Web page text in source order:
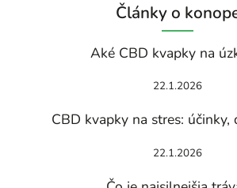
Články o
Aké CBD kvapky na
22.1.2026
CBD kvapky na stres: účinky,
22.1.2026